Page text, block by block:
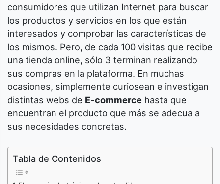
consumidores que utilizan Internet para buscar
los productos y servicios en los que están
interesados y comprobar las características de
los mismos. Pero, de cada 100 visitas que recibe
una tienda online, sólo 3 terminan realizando
sus compras en la plataforma. En muchas
ocasiones, simplemente curiosean e investigan
distintas webs de E-commerce hasta que
encuentran el producto que más se adecua a
sus necesidades concretas.
Tabla de Contenidos